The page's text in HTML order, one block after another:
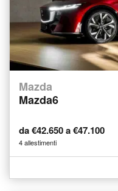
Mazda
Mazda6
da €42.650 a €47.100
4 allestimenti